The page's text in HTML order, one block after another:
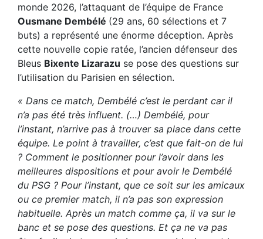
monde 2026, l’attaquant de l’équipe de France
Ousmane Dembélé (29 ans, 60 sélections et 7
buts) a représenté une énorme déception. Après
cette nouvelle copie ratée, l’ancien défenseur des
Bleus Bixente Lizarazu se pose des questions sur
l’utilisation du Parisien en sélection.
« Dans ce match, Dembélé c’est le perdant car il
n’a pas été très influent. (…) Dembélé, pour
l’instant, n’arrive pas à trouver sa place dans cette
équipe. Le point à travailler, c’est que fait-on de lui
? Comment le positionner pour l’avoir dans les
meilleures dispositions et pour avoir le Dembélé
du PSG ? Pour l’instant, que ce soit sur les amicaux
ou ce premier match, il n’a pas son expression
habituelle. Après un match comme ça, il va sur le
banc et se pose des questions. Et ça ne va pas